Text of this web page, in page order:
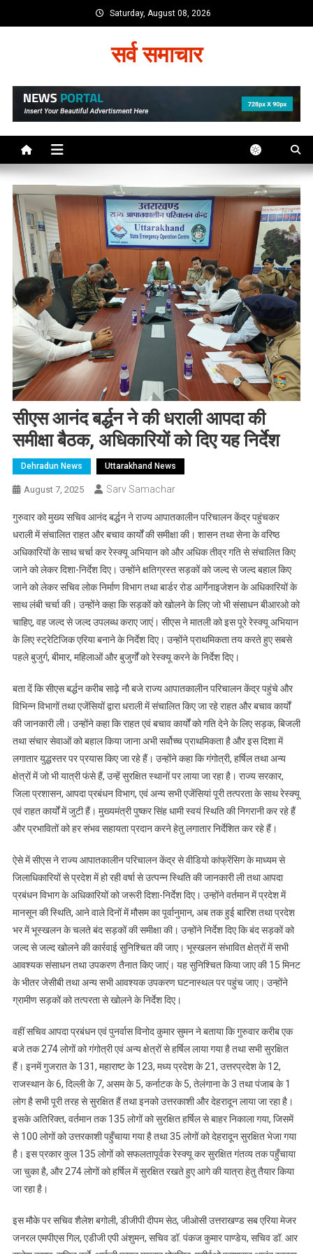
to
Saturday, August 08, 2026
सर्व समाचार
सीएस आनंद बर्द्धन ने की धराली आपदा की
समीक्षा बैठक, अधिकारियों को दिए यह निर्देश
Dehradun News Uttarakhand News
August 7, 2025 Sarv Samachar
गुरुवार को मुख्य सचिव आनंद बर्द्धन ने राज्य आपातकालीन परिचालन केंद्र पहुंचकर
धराली में संचालित राहत और बचाव कार्यों की समीक्षा की। शासन तथा सेना के वरिष्ठ
अधिकारियों के साथ चर्चा कर रेस्क्यू अभियान को और अधिक तीव्र गति से संचालित किए
जाने को लेकर दिशा-निर्देश दिए। उन्होंने क्षतिग्रस्त सड़कों को जल्द से जल्द बहाल किए
जाने को लेकर सचिव लोक निर्माण विभाग तथा बार्डर रोड आर्गेनाइजेशन के अधिकारियों के
साथ लंबी चर्चा की। उन्होंने कहा कि सड़कों को खोलने के लिए जो भी संसाधन बीआरओ को
चाहिए, वह जल्द से जल्द उपलब्ध कराए जाएं। सीएस ने मातली को इस पूरे रेस्क्यू अभियान
के लिए स्ट्रेटिजिक एरिया बनाने के निर्देश दिए। उन्होंने प्राथमिकता तय करते हुए सबसे
पहले बुजुर्ग, बीमार, महिलाओं और बुजुर्गों को रेस्क्यू करने के निर्देश दिए।
बता दें कि सीएस बर्द्धन करीब साढ़े नौ बजे राज्य आपातकालीन परिचालन केंद्र पहुंचे और
विभिन्न विभागों तथा एजेंसियों द्वारा धराली में संचालित किए जा रहे राहत और बचाव कार्यों
की जानकारी ली। उन्होंने कहा कि राहत एवं बचाव कार्यों को गति देने के लिए सड़क, बिजली
तथा संचार सेवाओं को बहाल किया जाना अभी सर्वोच्च प्राथमिकता है और इस दिशा में
लगातार युद्धस्तर पर प्रयास किए जा रहे हैं। उन्होंने कहा कि गंगोत्री, हर्षिल तथा अन्य
क्षेत्रों में जो भी यात्री फंसे हैं, उन्हें सुरक्षित स्थानों पर लाया जा रहा है। राज्य सरकार,
जिला प्रशासन, आपदा प्रबंधन विभाग, एवं अन्य सभी एजेंसियां पूरी तत्परता के साथ रेस्क्यू
एवं राहत कार्यों में जुटी हैं। मुख्यमंत्री पुष्कर सिंह धामी स्वयं स्थिति की निगरानी कर रहे हैं
और प्रभावितों को हर संभव सहायता प्रदान करने हेतु लगातार निर्देशित कर रहे हैं।
ऐसे में सीएस ने राज्य आपातकालीन परिचालन केंद्र से वीडियो कांफ्रेंसिग के माध्यम से
जिलाधिकारियों से प्रदेश में हो रही वर्षा से उत्पन्न स्थिति की जानकारी ली तथा आपदा
प्रबंधन विभाग के अधिकारियों को जरूरी दिशा-निर्देश दिए। उन्होंने वर्तमान में प्रदेश में
मानसून की स्थिति, आने वाले दिनों में मौसम का पूर्वानुमान, अब तक हुई बारिश तथा प्रदेश
भर में भूस्खलन के चलते बंद सड़कों की समीक्षा की। उन्होंने निर्देश दिए कि बंद सड़कों को
जल्द से जल्द खोलने की कार्रवाई सुनिश्चित की जाए। भूस्खलन संभावित क्षेत्रों में सभी
आवश्यक संसाधन तथा उपकरण तैनात किए जाएं। यह सुनिश्चित किया जाए की 15 मिनट
के भीतर जेसीबी तथा अन्य सभी आवश्यक उपकरण घटनास्थल पर पहुंच जाए। उन्होंने
ग्रामीण सड़कों को तत्परता से खोलने के निर्देश दिए।
वहीं सचिव आपदा प्रबंधन एवं पुनर्वास विनोद कुमार सुमन ने बताया कि गुरुवार करीब एक
बजे तक 274 लोगों को गंगोत्री एवं अन्य क्षेत्रों से हर्षिल लाया गया है तथा सभी सुरक्षित
हैं। इनमें गुजरात के 131, महाराष्ट के 123, मध्य प्रदेश के 21, उत्तरप्रदेश के 12,
राजस्थान के 6, दिल्ली के 7, असम के 5, कर्नाटक के 5, तेलंगाना के 3 तथा पंजाब के 1
लोग है सभी पूरी तरह से सुरक्षित हैं तथा इनको उत्तरकाशी और देहरादून लाया जा रहा है।
इसके अतिरिक्त, वर्तमान तक 135 लोगों को सुरक्षित हर्षिल से बाहर निकाला गया, जिसमें
से 100 लोगों को उत्तरकाशी पहुँचाया गया है तथा 35 लोगों को देहरादून सुरक्षित भेजा गया
है। इस प्रकार कुल 135 लोगों को सफलतापूर्वक रेस्क्यू कर सुरक्षित गंतव्य तक पहुँचाया
जा चुका है, और 274 लोगों को हर्षिल में सुरक्षित रखते हुए आगे की यात्रा हेतु तैयार किया
जा रहा है।
इस मौके पर सचिव शैलेश बगोली, डीजीपी दीपम सेठ, जीओसी उत्तराखण्ड सब एरिया मेजर
जनरल एमपीएस गिल, एडीजी एपी अंशुमन, सचिव डॉ. पंकज कुमार पाण्डेय, सचिव डॉ. आर